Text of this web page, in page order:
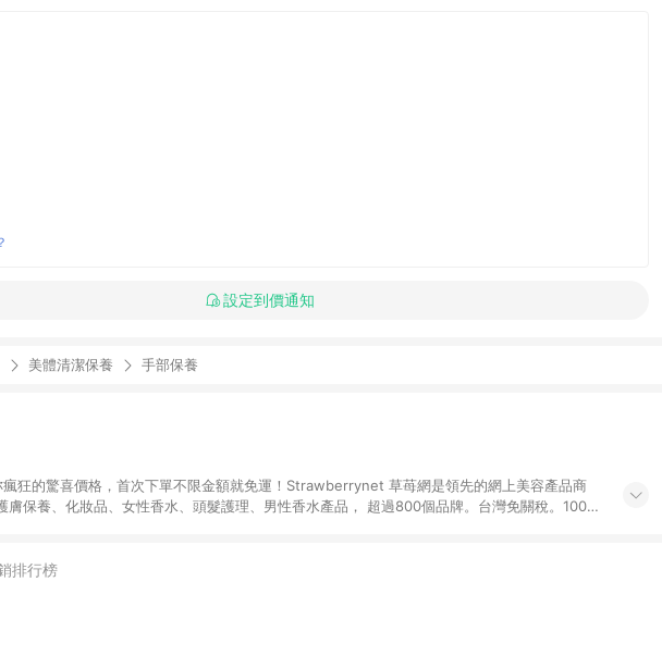
設定到價通知
美體清潔保養 手部保養
狂的驚喜價格，首次下單不限金額就免運！Strawberrynet 草苺網是領先的網上美容產品商
膚保養、化妝品、女性香水、頭髮護理、男性香水產品， 超過800個品牌。台灣免關稅。100%
排行榜